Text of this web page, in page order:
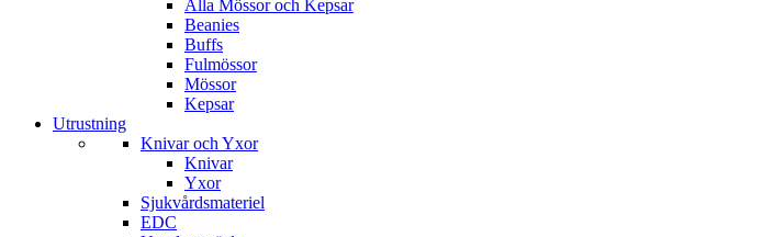
Alla Mössor och Kepsar
Beanies
Buffs
Fulmössor
Mössor
Kepsar
Utrustning
Knivar och Yxor
Knivar
Yxor
Sjukvårdsmateriel
EDC